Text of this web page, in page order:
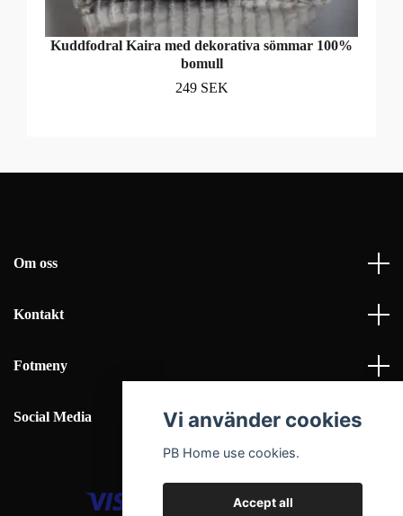
Kuddfodral Kaira med dekorativa sömmar 100%
bomull
249 SEK
Om oss
Kontakt
Fotmeny
Social Media Vi använder cookies
PB Home use cookies.
Accept all